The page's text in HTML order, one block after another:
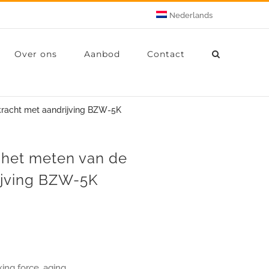
Nederlands
Over ons Aanbod Contact
met aandrijving BZW-5K
meten van de
BZW-5K